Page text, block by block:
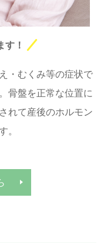
す！
・むくみ等の症状で
骨盤を正常な位置に
れて産後のホルモン
。